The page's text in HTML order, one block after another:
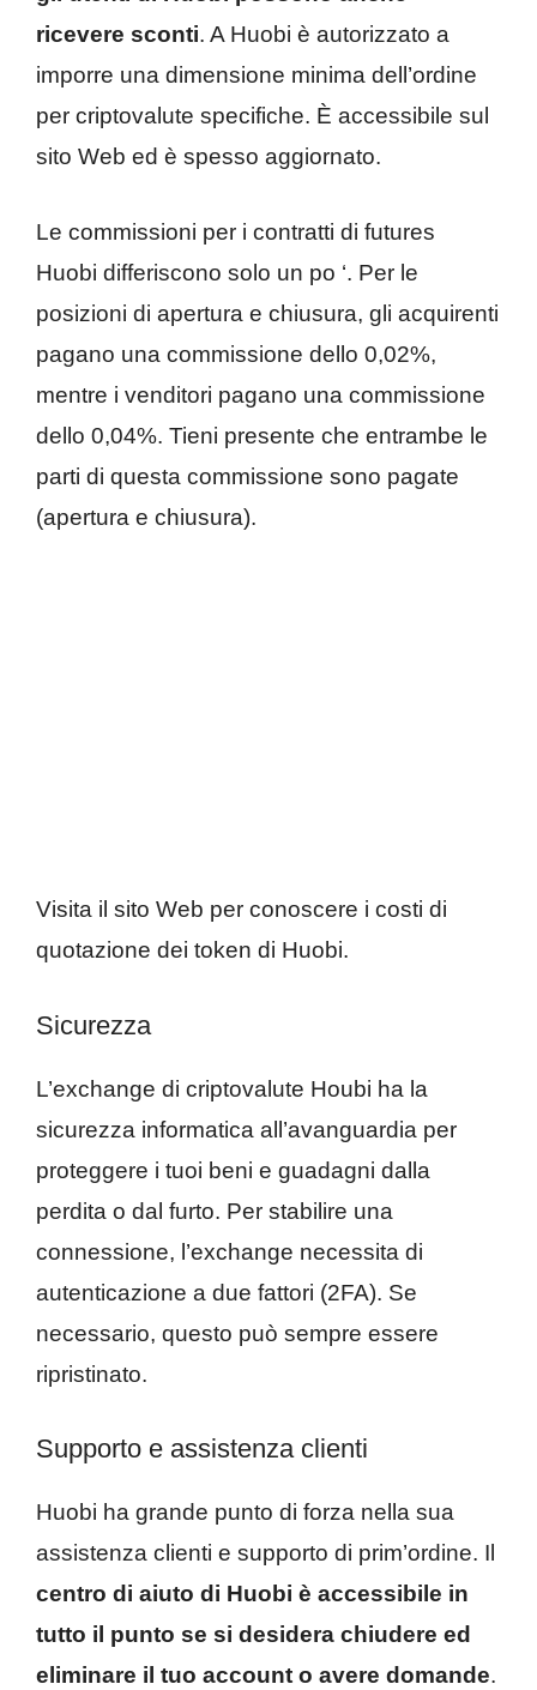
ricevere sconti. A Huobi è autorizzato a
imporre una dimensione minima dell’ordine
per criptovalute specifiche. È accessibile sul
sito Web ed è spesso aggiornato.
Le commissioni per i contratti di futures
Huobi differiscono solo un po ‘. Per le
posizioni di apertura e chiusura, gli acquirenti
pagano una commissione dello 0,02%,
mentre i venditori pagano una commissione
dello 0,04%. Tieni presente che entrambe le
parti di questa commissione sono pagate
(apertura e chiusura).
Visita il sito Web per conoscere i costi di
quotazione dei token di Huobi.
Sicurezza
L’exchange di criptovalute Houbi ha la
sicurezza informatica all’avanguardia per
proteggere i tuoi beni e guadagni dalla
perdita o dal furto. Per stabilire una
connessione, l’exchange necessita di
autenticazione a due fattori (2FA). Se
necessario, questo può sempre essere
ripristinato.
Supporto e assistenza clienti
Huobi ha grande punto di forza nella sua
assistenza clienti e supporto di prim’ordine. Il
centro di aiuto di Huobi è accessibile in
tutto il punto se si desidera chiudere ed
eliminare il tuo account o avere domande.